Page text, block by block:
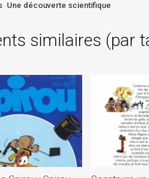
Une découverte scientifique
similaires (par